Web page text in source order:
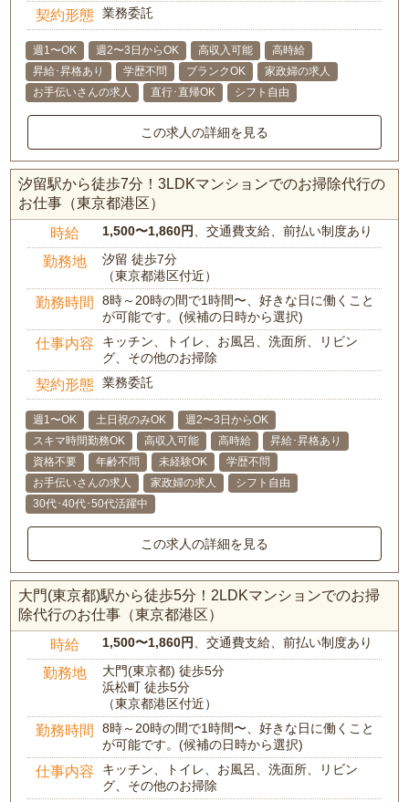
契約形態 業務委託
週1〜OK 週2〜3日からOK 高収入可能
高時給
昇給･昇格あり
学歴不問 ブランクOK
家政婦の求人
お手伝いさんの求人
直行･直帰OK シフト自由
この求人の詳細を見る
汐留駅から徒歩7分！3LDKマンションでのお掃除代行の
お仕事（東京都港区）
時給 1,500〜1,860円 、交通費支給、前払い制度あり
勤務地
汐留 徒歩7分
（東京都港区付近）
勤務時間
8時～20時の間で1時間〜、好きな日に働くこと
が可能です。(候補の日時から選択)
仕事内容
キッチン、トイレ、お風呂、洗面所、リビン
グ、その他のお掃除
契約形態 業務委託
週1〜OK 土日祝のみOK
週2〜3日からOK
スキマ時間勤務OK
高収入可能 高時給
昇給･昇格あり
資格不要
年齢不問 未経験OK
学歴不問
お手伝いさんの求人
家政婦の求人
シフト自由
30代･40代･50代活躍中
この求人の詳細を見る
大門(東京都)駅から徒歩5分！2LDKマンションでのお掃
除代行のお仕事（東京都港区）
時給 1,500〜1,860円 、交通費支給、前払い制度あり
勤務地
大門(東京都) 徒歩5分
浜松町 徒歩5分
（東京都港区付近）
勤務時間
8時～20時の間で1時間〜、好きな日に働くこと
が可能です。(候補の日時から選択)
仕事内容
キッチン、トイレ、お風呂、洗面所、リビン
グ、その他のお掃除